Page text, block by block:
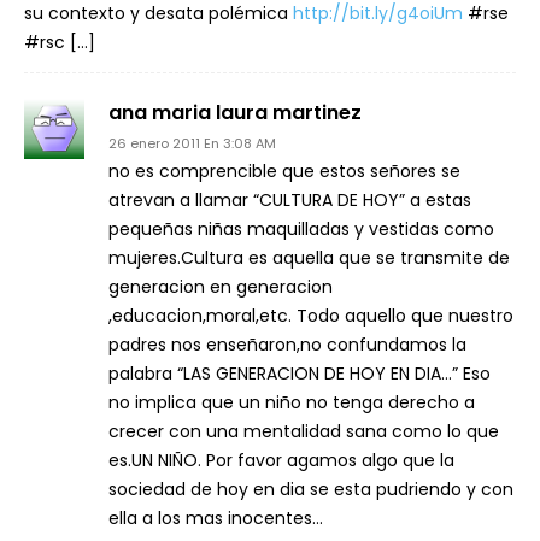
su contexto y desata polémica http://bit.ly/g4oiUm #rse
#rsc […]
ana maria laura martinez
26 enero 2011 En 3:08 AM
no es comprencible que estos señores se
atrevan a llamar “CULTURA DE HOY” a estas
pequeñas niñas maquilladas y vestidas como
mujeres.Cultura es aquella que se transmite de
generacion en generacion
,educacion,moral,etc. Todo aquello que nuestro
padres nos enseñaron,no confundamos la
palabra “LAS GENERACION DE HOY EN DIA…” Eso
no implica que un niño no tenga derecho a
crecer con una mentalidad sana como lo que
es.UN NIÑO. Por favor agamos algo que la
sociedad de hoy en dia se esta pudriendo y con
ella a los mas inocentes…